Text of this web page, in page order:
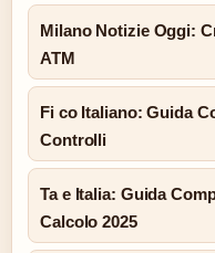
Milano Notizie Oggi:
ATM
Fi co Italiano: Guida
Controlli
Ta e Italia: Guida
Calcolo 2025